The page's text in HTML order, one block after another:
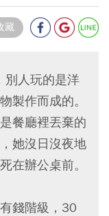
藏
別人玩的是洋
製作而成的。
餐廳裡丟棄的
她沒日沒夜地
在辦公桌前。
錢階級，30